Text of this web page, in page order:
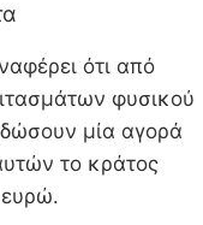
ότι από
φυσικού
μία αγορά
το κράτος
ευρώ.